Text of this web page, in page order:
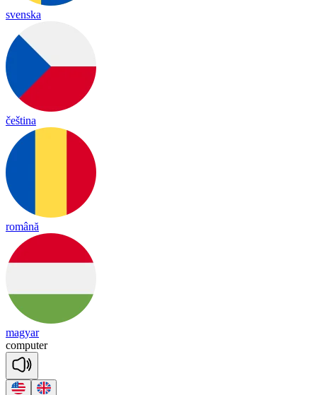
svenska
čeština
română
magyar
computer